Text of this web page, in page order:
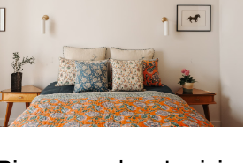
Collections
Déco & Linge de maison
Linge de table
Sacs & pochettes